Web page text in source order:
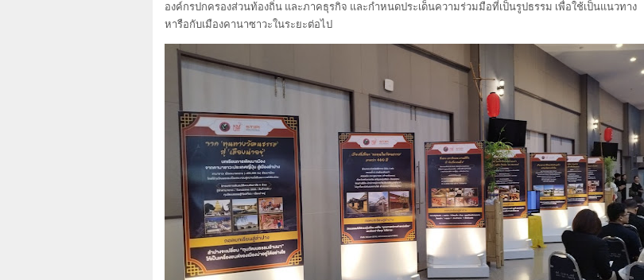
องค์กรปกครองส่วนท้องถิ่น และภาคธุรกิจ และกำหนดประเด็นความร่วมมือที่เป็นรูปธรรม เพื่อใช้เป็นแนวทาง
หารือกับเมืองคานาซาวะในระยะต่อไป